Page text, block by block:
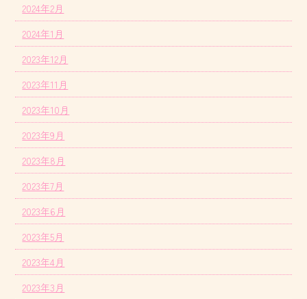
2024年2月
2024年1月
2023年12月
2023年11月
2023年10月
2023年9月
2023年8月
2023年7月
2023年6月
2023年5月
2023年4月
2023年3月